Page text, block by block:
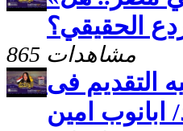
الحقيقي؟
865 مشاهدات
التقديم فى
امين